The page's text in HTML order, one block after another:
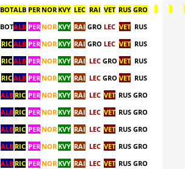
BOTALB PER NOR KVY LEC RAI VET RUS GRO
BOTALB PER NOR KVY RAI GRO LEC VET RUS
RICALB PER NOR KVY RAI GRO LEC VET RUS
RICALB PER NOR KVY RAI LEC GRO VET RUS
RICALB PER NOR KVY RAI LEC GRO VET RUS
ALB RIC PER NOR KVY RAI LEC VET RUS GRO
ALB RIC PER NOR KVY RAI LEC VET RUS GRO
ALB RIC PER NOR KVY RAI LEC VET RUS GRO
ALB RIC PER NOR KVY RAI LEC VET RUS GRO
ALB RIC PER NOR KVY RAI LEC VET RUS GRO